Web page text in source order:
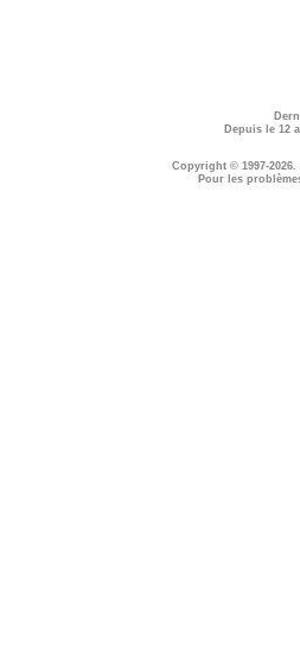
Depuis le 12
Copyright © 1997-2026.
Pour les